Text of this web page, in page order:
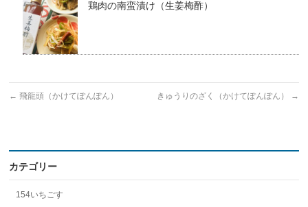
鶏肉の南蛮漬け（生姜梅酢）
← 飛龍頭（かけてぽんぽん） きゅうりのざく（かけてぽんぽん） →
カテゴリー
154いちごす